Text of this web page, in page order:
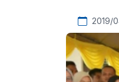
2019/